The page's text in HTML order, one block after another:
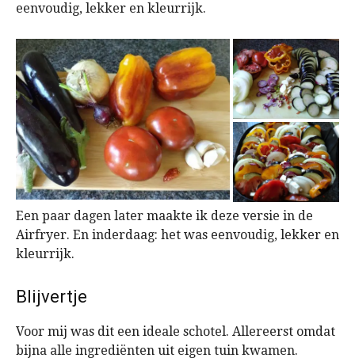
eenvoudig, lekker en kleurrijk.
Een paar dagen later maakte ik deze versie in de
Airfryer. En inderdaag: het was eenvoudig, lekker en
kleurrijk.
Blijvertje
Voor mij was dit een ideale schotel. Allereerst omdat
bijna alle ingrediënten uit eigen tuin kwamen.